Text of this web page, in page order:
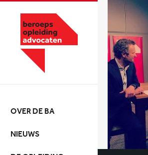
OVER DE BA
NIEUWS